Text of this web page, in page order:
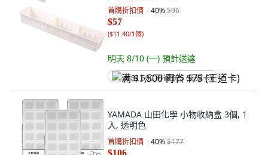
首購折扣價 40%$96
$57
($11.40/1個)
明天 8/10 (一) 預計送達
满 $1,500 再省 $75 (王道卡)
YAMADA 山田化學 小物收納盒 3個, 1
入, 透明色
首購折扣價 40%$177
$106